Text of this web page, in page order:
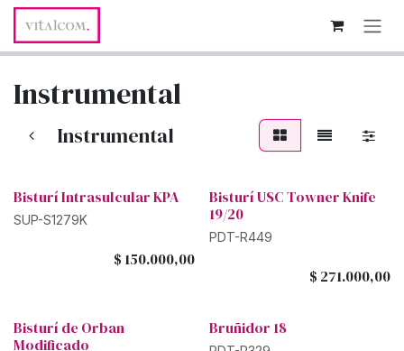
Ir al contenido
Instrumental
Instrumental
Bisturí Intrasulcular KPA
SUP-S1279K
$ 150.000,00
Bisturí USC Towner Knife
19/20
PDT-R449
$ 271.000,00
Bisturí de Orban
Modificado
Bruñidor 18